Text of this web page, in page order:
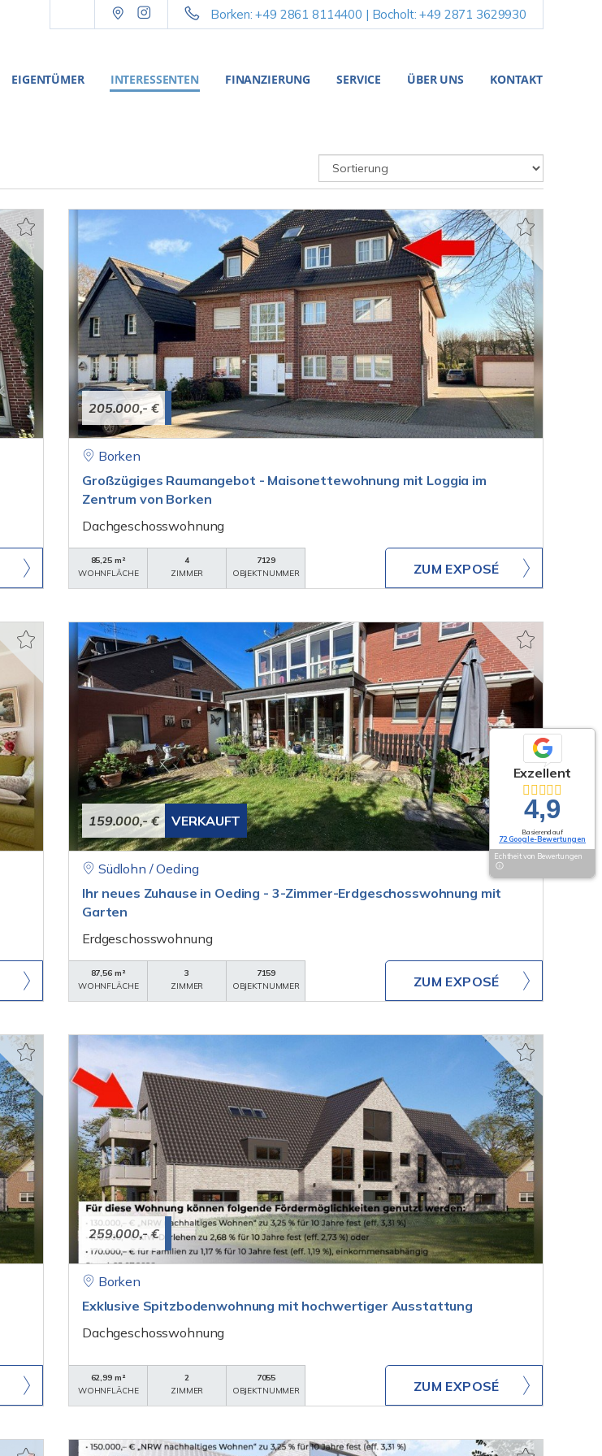
Borken: +49 2861 8114400 | Bocholt: +49 2871 3629930
EIGENTÜMER INTERESSENTEN FINANZIERUNG SERVICE ÜBER UNS KONTAKT
205.000,- €
Borken
Großzügiges Raumangebot - Maisonettewohnung mit Loggia im
Zentrum von Borken
Dachgeschosswohnung
85,25 m²
WOHNFLÄCHE
4
ZIMMER
7129
OBJEKTNUMMER
ZUM EXPOSÉ
159.000,- € VERKAUFT
Südlohn / Oeding
Ihr neues Zuhause in Oeding - 3-Zimmer-Erdgeschosswohnung mit
Garten
Erdgeschosswohnung
87,56 m²
WOHNFLÄCHE
3
ZIMMER
7159
OBJEKTNUMMER
ZUM EXPOSÉ
259.000,- €
Borken
Exklusive Spitzbodenwohnung mit hochwertiger Ausstattung
Dachgeschosswohnung
62,99 m²
WOHNFLÄCHE
2
ZIMMER
7055
OBJEKTNUMMER
ZUM EXPOSÉ
Exzellent
4,9
Basierend auf
72 Google-Bewertungen
Echtheit von Bewertungen